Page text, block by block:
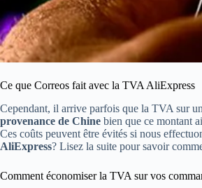
Ce que Correos fait avec la TVA AliExpress
Cependant, il arrive parfois que la TVA sur
provenance de Chine bien que ce montant
Ces coûts peuvent être évités si nous
AliExpress? Lisez la suite pour savoir
Comment économiser la TVA sur vos